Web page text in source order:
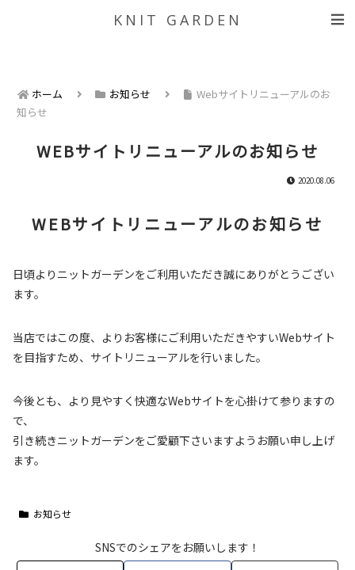
KNIT GARDEN
ホーム お知らせ
Webサイトリニューアルのお
知らせ
WEBサイトリニューアルのお知らせ
2020.08.06
WEBサイトリニューアルのお知らせ
日頃よりニットガーデンをご利用いただき誠にありがとうござい
ます。
当店ではこの度、よりお客様にご利用いただきやすいWebサイト
を目指すため、サイトリニューアルを行いました。
今後とも、より見やすく快適なWebサイトを心掛けて参りますの
で、
引き続きニットガーデンをご愛顧下さいますようお願い申し上げ
ます。
お知らせ
SNSでのシェアをお願いします！